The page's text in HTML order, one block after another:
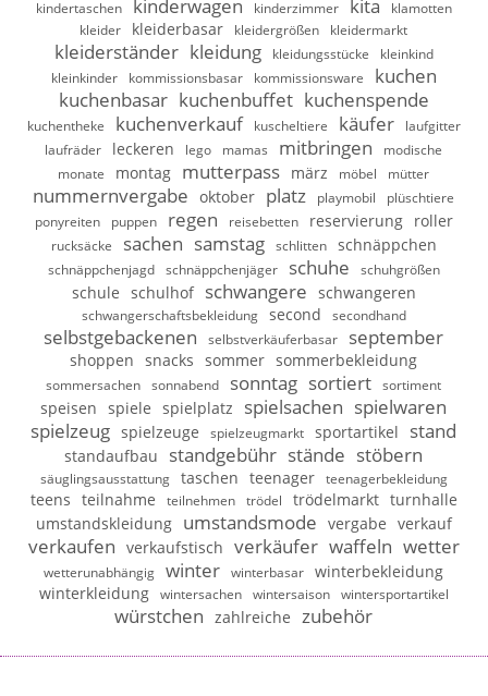
kindertaschen kinderwagen kinderzimmer kita
klamotten
kleider
kleiderbasar kleidergrößen kleidermarkt
kleiderständer kleidung kleidungsstücke
kleinkind
kleinkinder
kommissionsbasar kommissionsware
kuchen
kuchenbasar kuchenbuffet kuchenspende
kuchentheke kuchenverkauf kuscheltiere käufer
laufgitter
laufräder
leckeren lego mamas mitbringen
modische
monate
montag mutterpass märz möbel mütter
nummernvergabe oktober platz playmobil
plüschtiere
ponyreiten
puppen regen reisebetten reservierung roller
rucksäcke sachen samstag schlitten schnäppchen
schnäppchenjagd schnäppchenjäger schuhe schuhgrößen
schule schulhof schwangere schwangeren
schwangerschaftsbekleidung second secondhand
selbstgebackenen selbstverkäuferbasar september
shoppen snacks sommer sommerbekleidung
sommersachen sonnabend sonntag sortiert sortiment
speisen spiele spielplatz spielsachen spielwaren
spielzeug spielzeuge spielzeugmarkt sportartikel stand
standaufbau standgebühr stände stöbern
säuglingsausstattung taschen teenager teenagerbekleidung
teens teilnahme teilnehmen trödel trödelmarkt turnhalle
umstandskleidung umstandsmode vergabe verkauf
verkaufen verkaufstisch verkäufer waffeln wetter
wetterunabhängig winter winterbasar
winterbekleidung
winterkleidung
wintersachen wintersaison wintersportartikel
würstchen zahlreiche zubehör